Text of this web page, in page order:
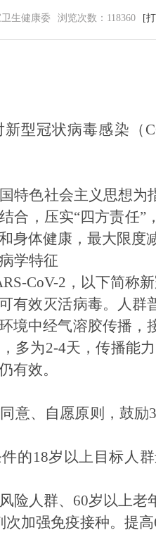
党
卫生健康委 浏览次数： 118360 [
新型冠状病毒感染（
特色社会主义思想为
合，压实“四方责任
身体健康，最大限度
学特征
CoV-2，以下简称
有效灭活病毒。人
境中经气溶胶传播
， 多为2-4天，传播能
有效。
意、自愿原则，鼓励
的18岁以上目标人
险人群、 60岁以上老
加强免疫接种。提